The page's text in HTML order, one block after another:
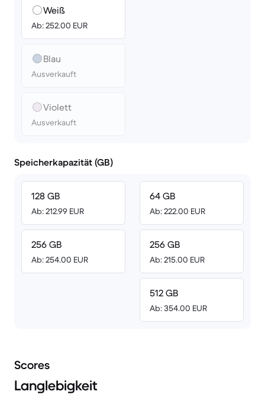
Weiß
Ab: 252.00 EUR
Blau
Ausverkauft
Violett
Ausverkauft
Speicherkapazität (GB)
128 GB
Ab: 212.99 EUR
256 GB
Ab: 254.00 EUR
64 GB
Ab: 222.00 EUR
256 GB
Ab: 215.00 EUR
512 GB
Ab: 354.00 EUR
Scores
Langlebigkeit